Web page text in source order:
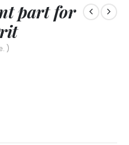
part for
)